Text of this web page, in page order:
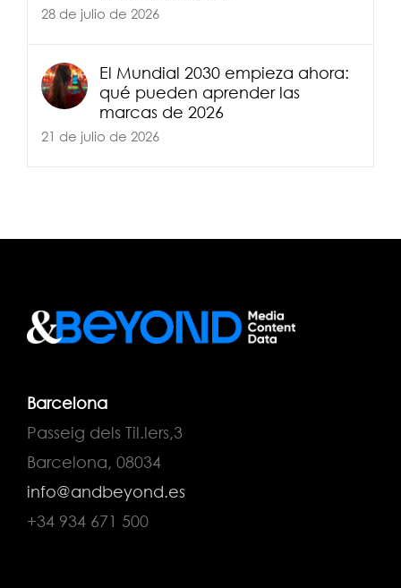
28 de julio de 2026
El Mundial 2030 empieza ahora:
qué pueden aprender las
marcas de 2026
21 de julio de 2026
Barcelona
Passeig dels Til.lers,3
Barcelona, 08034
info@andbeyond.es
+34 934 671 500